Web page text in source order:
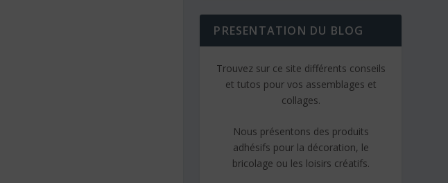
PRESENTATION DU BLOG
Trouvez sur ce site différents conseils
et tutos pour vos assemblages et
collages.
Nous présentons des produits
adhésifs pour la décoration, le
bricolage ou les loisirs créatifs.